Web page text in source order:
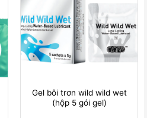
Gel bôi trơn wild wild wet
(hộp 5 gói gel)